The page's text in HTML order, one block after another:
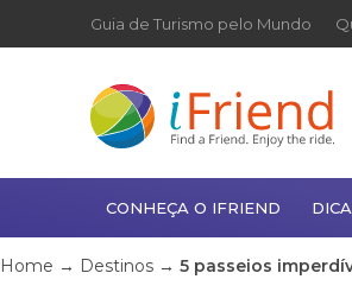
Guia de Turismo pelo Mundo
CONHEÇA O IFRIEND
Home → Destinos → 5 passeios